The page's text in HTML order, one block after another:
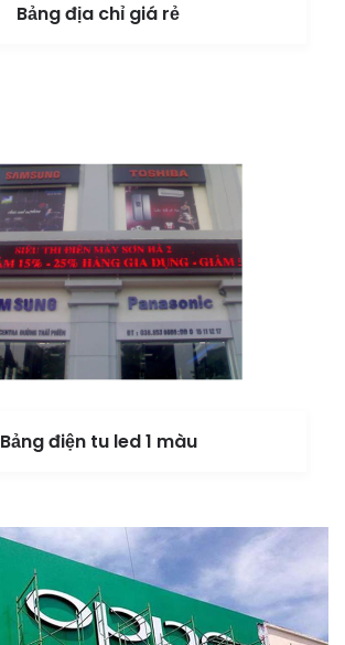
Bảng địa chỉ giá rẻ
Bảng điện tu led 1 màu